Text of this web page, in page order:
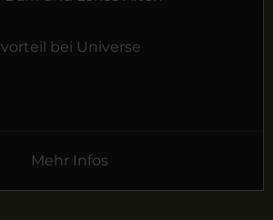
bei Universe
Mehr Infos